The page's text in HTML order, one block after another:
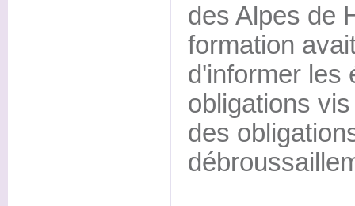
des Alpes de
formation
d'informer les
obligations
des